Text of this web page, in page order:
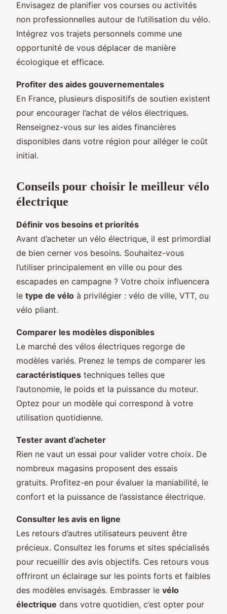
Envisagez de planifier vos courses ou activités
non professionnelles autour de l’utilisation du vélo.
Intégrez vos trajets personnels comme une
opportunité de vous déplacer de manière
écologique et efficace.
Profiter des aides gouvernementales
En France, plusieurs dispositifs de soutien existent
pour encourager l’achat de vélos électriques.
Renseignez-vous sur les aides financières
disponibles dans votre région pour alléger le coût
initial.
Conseils pour choisir le meilleur vélo
électrique
Définir vos besoins et priorités
Avant d’acheter un vélo électrique, il est primordial
de bien cerner vos besoins. Souhaitez-vous
l’utiliser principalement en ville ou pour des
escapades en campagne ? Votre choix influencera
le type de vélo à privilégier : vélo de ville, VTT, ou
vélo pliant.
Comparer les modèles disponibles
Le marché des vélos électriques regorge de
modèles variés. Prenez le temps de comparer les
caractéristiques techniques telles que
l’autonomie, le poids et la puissance du moteur.
Optez pour un modèle qui correspond à votre
utilisation quotidienne.
Tester avant d’acheter
Rien ne vaut un essai pour valider votre choix. De
nombreux magasins proposent des essais
gratuits. Profitez-en pour évaluer la maniabilité, le
confort et la puissance de l’assistance électrique.
Consulter les avis en ligne
Les retours d’autres utilisateurs peuvent être
précieux. Consultez les forums et sites spécialisés
pour recueillir des avis objectifs. Ces retours vous
offriront un éclairage sur les points forts et faibles
des modèles envisagés. Embrasser le vélo
électrique dans votre quotidien, c’est opter pour